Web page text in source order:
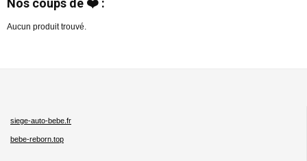
Aucun produit trouvé.
siege-auto-bebe.fr
bebe-reborn.top